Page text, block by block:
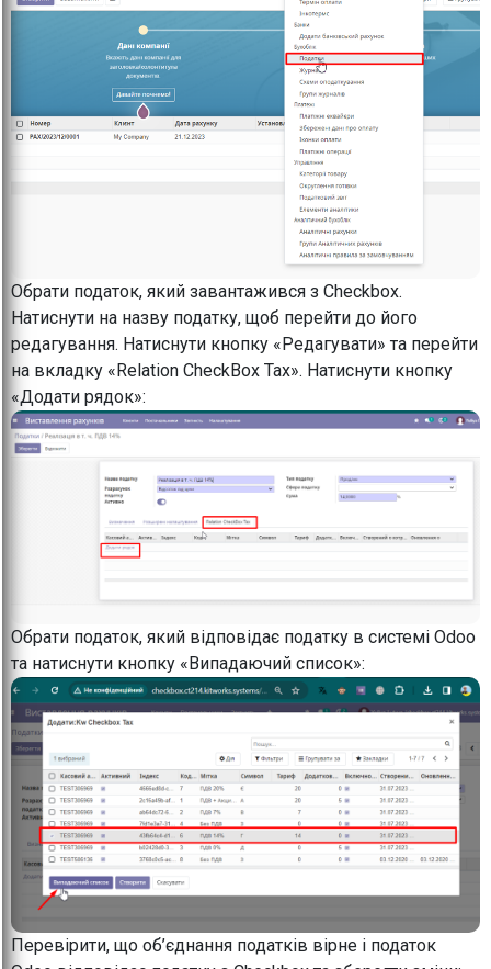
Обрати податок, який завантажився з Checkbox.
Натиснути на назву податку, щоб перейти до його
редагування. Натиснути кнопку «Редагувати» та перейти
на вкладку «Relation CheckBox Tax». Натиснути кнопку
«Додати рядок»:
Обрати податок, який відповідає податку в системі Odoo
та натиснути кнопку «Випадаючий список»:
Перевірити, що об’єднання податків вірне і податок